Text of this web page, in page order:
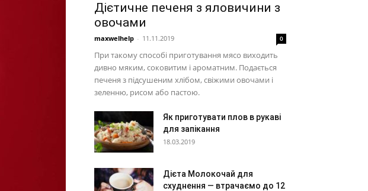
Дієтичне печеня з яловичини з
овочами
maxwelhelp - 11.11.2019 0
При такому способі приготування мясо виходить
дивно мяким, соковитим і ароматним. Подається
печеня з підсушеним хлібом, свіжими овочами і
зеленню, рисом або пастою.
Як приготувати плов в рукаві
для запікання
18.03.2019
Дієта Молокочай для
схуднення — втрачаємо до 12